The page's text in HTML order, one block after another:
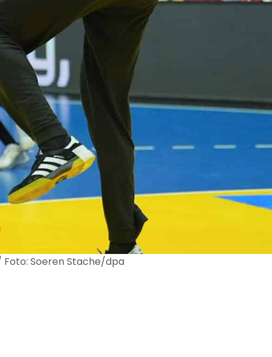
Foto: Soeren Stache/dpa